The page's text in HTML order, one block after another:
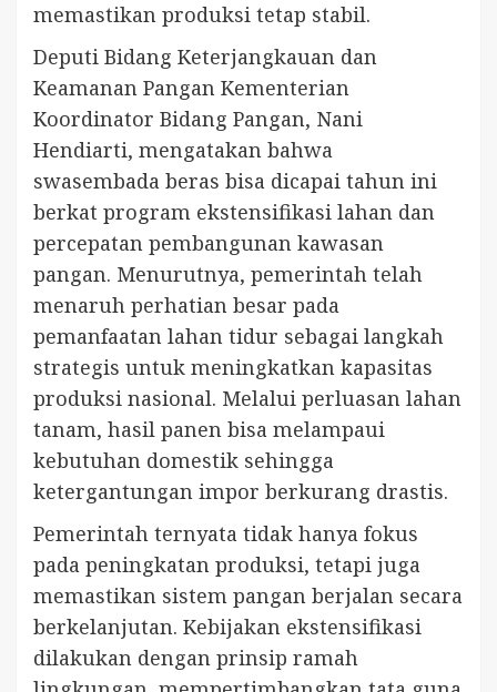
memastikan produksi tetap stabil.
Deputi Bidang Keterjangkauan dan
Keamanan Pangan Kementerian
Koordinator Bidang Pangan, Nani
Hendiarti, mengatakan bahwa
swasembada beras bisa dicapai tahun ini
berkat program ekstensifikasi lahan dan
percepatan pembangunan kawasan
pangan. Menurutnya, pemerintah telah
menaruh perhatian besar pada
pemanfaatan lahan tidur sebagai langkah
strategis untuk meningkatkan kapasitas
produksi nasional. Melalui perluasan lahan
tanam, hasil panen bisa melampaui
kebutuhan domestik sehingga
ketergantungan impor berkurang drastis.
Pemerintah ternyata tidak hanya fokus
pada peningkatan produksi, tetapi juga
memastikan sistem pangan berjalan secara
berkelanjutan. Kebijakan ekstensifikasi
dilakukan dengan prinsip ramah